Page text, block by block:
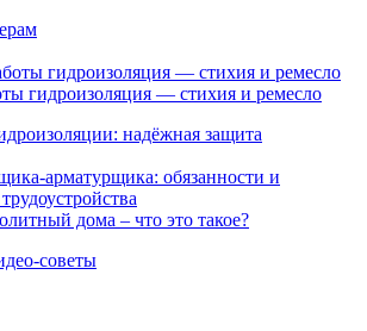
гидроизоляция — стихия и ремесло
надёжная защита
арматурщика: обязанности и
дома – что это такое?
советы